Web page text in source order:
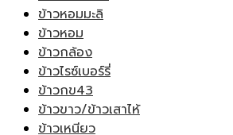
ข้าวหอมมะลิ
ข้าวหอม
ข้าวกล้อง
ข้าวไรซ์เบอร์รี่
ข้าวกข43
ข้าวขาว/ข้าวเสาไห้
ข้าวเหนียว